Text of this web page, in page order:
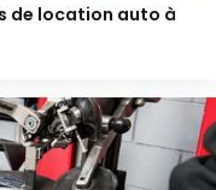
de location auto à